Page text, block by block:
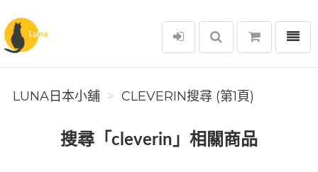
Luna日本小舖
選單
LUNA日本小舖 CLEVERIN搜尋 (第1頁)
搜尋「cleverin」相關商品